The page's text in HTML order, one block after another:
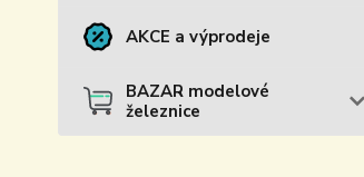
AKCE a výprodeje
BAZAR modelové
železnice